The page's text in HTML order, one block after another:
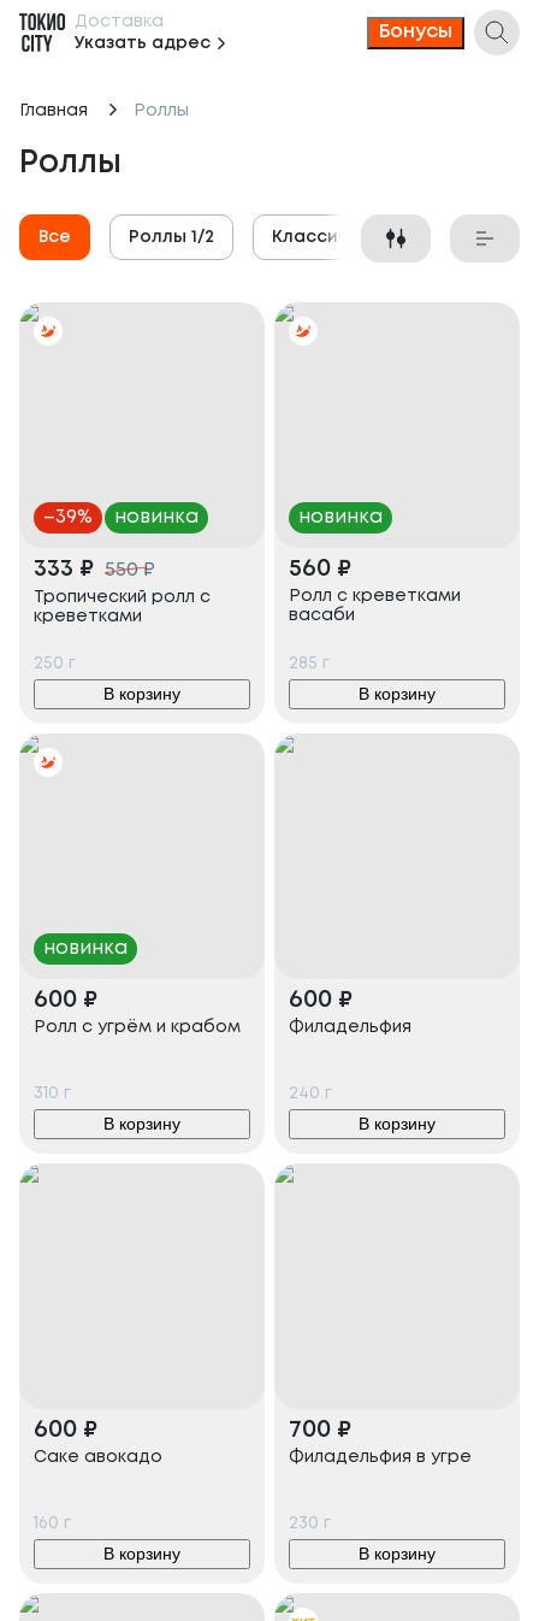
Доставка
Указать адрес
Бонусы
Главная Роллы
Роллы
Все Роллы 1/2 Классические роллы
–39% новинка
333 ₽ 550₽
Тропический ролл с
креветками
250 г
В корзину
новинка
560 ₽
Ролл с креветками
васаби
285 г
В корзину
новинка
600 ₽
Ролл с угрём и крабом
310 г
В корзину
600 ₽
Филадельфия
240 г
В корзину
600 ₽
Саке авокадо
160 г
В корзину
700 ₽
Филадельфия в угре
230 г
В корзину